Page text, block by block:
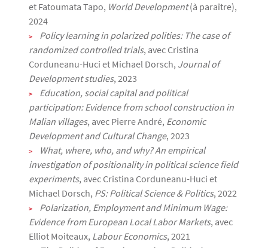
et Fatoumata Tapo, World Development(à paraître),
2024
Policy learning in polarized polities: The case of
randomized controlled trials, avec Cristina
Corduneanu-Huci et Michael Dorsch, Journal of
Development studies, 2023
Education, social capital and political
participation: Evidence from school construction in
Malian villages, avec Pierre André, Economic
Development and Cultural Change, 2023
What, where, who, and why? An empirical
investigation of positionality in political science field
experiments, avec Cristina Corduneanu-Huci et
Michael Dorsch, PS: Political Science & Politics, 2022
Polarization, Employment and Minimum Wage:
Evidence from European Local Labor Markets, avec
Elliot Moiteaux, Labour Economics, 2021